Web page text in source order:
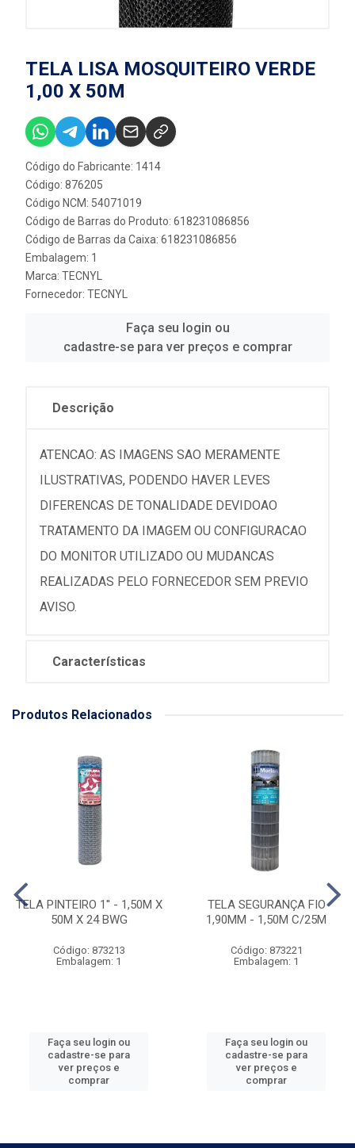
TELA LISA MOSQUITEIRO VERDE
1,00 X 50M
Código do Fabricante: 1414
Código: 876205
Código NCM: 54071019
Código de Barras do Produto: 618231086856
Código de Barras da Caixa: 618231086856
Embalagem: 1
Marca: TECNYL
Fornecedor: TECNYL
Faça seu login ou
cadastre-se para ver preços e comprar
Descrição
ATENCAO: AS IMAGENS SAO MERAMENTE
ILUSTRATIVAS, PODENDO HAVER LEVES
DIFERENCAS DE TONALIDADE DEVIDOAO
TRATAMENTO DA IMAGEM OU CONFIGURACAO
DO MONITOR UTILIZADO OU MUDANCAS
REALIZADAS PELO FORNECEDOR SEM PREVIO
AVISO.
Características
Produtos Relacionados
TELA PINTEIRO 1'' - 1,50M X
50M X 24 BWG
Código: 873213
Embalagem: 1
Faça seu login ou
cadastre-se para
ver preços e
comprar
TELA SEGURANÇA FIO
1,90MM - 1,50M C/25M
Código: 873221
Embalagem: 1
Faça seu login ou
cadastre-se para
ver preços e
comprar